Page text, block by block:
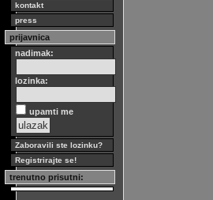
kontakt
press
prijavnica
nadimak:
lozinka:
upamti me
Zaboravili ste lozinku?
Registrirajte se!
trenutno prisutni: